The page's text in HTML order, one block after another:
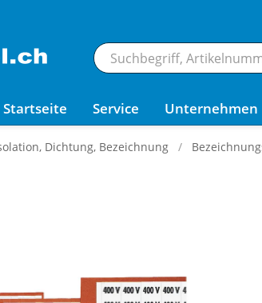
Startseite Service Unternehmen
Dichtung, Bezeichnung